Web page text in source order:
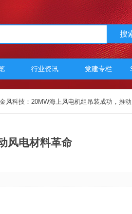
搜
行业资讯 党建专栏
金风科技：20MW海上风电机组吊装成功，推
风电材料革命